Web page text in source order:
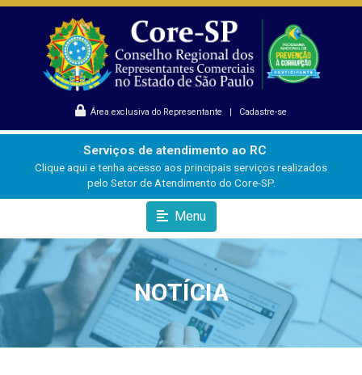
Área exclusiva do Representante | Cadastre-se
Serviços de atendimento ao RC
Clique aqui e tenha acesso aos principais serviços realizados
pelo Setor de Atendimento do Core-SP.
Menu
NOTÍCIA